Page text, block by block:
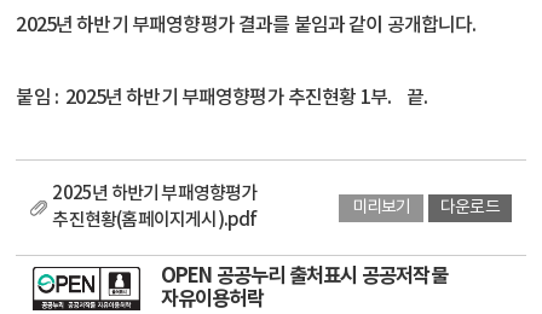
2025년 하반기 부패영향평가 결과를 붙임과 같이 공개합니다.
붙임 : 2025년 하반기 부패영향평가 추진현황 1부. 끝.
2025년 하반기 부패영향평가
추진현황(홈페이지게시).pdf
미리보기 다운로드
OPEN 공공누리 출처표시 공공저작물
자유이용허락